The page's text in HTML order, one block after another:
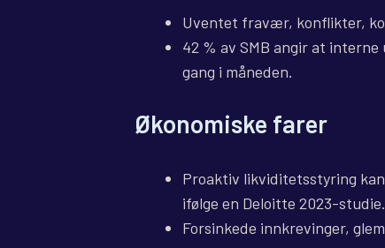
Uventet fravær, konflikter,
42 % av SMB angir at
gang i måneden.
Økonomiske farer
Proaktiv likviditetsstyring
ifølge en Deloitte 2023-studie.
Forsinkede innkrevinger,